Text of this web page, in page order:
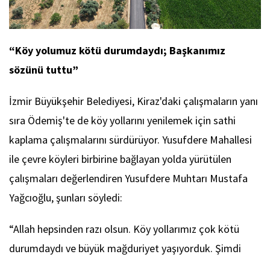
“Köy yolumuz kötü durumdaydı; Başkanımız
sözünü tuttu”
İzmir Büyükşehir Belediyesi, Kiraz'daki çalışmaların yanı
sıra Ödemiş'te de köy yollarını yenilemek için sathi
kaplama çalışmalarını sürdürüyor. Yusufdere Mahallesi
ile çevre köyleri birbirine bağlayan yolda yürütülen
çalışmaları değerlendiren Yusufdere Muhtarı Mustafa
Yağcıoğlu, şunları söyledi:
“Allah hepsinden razı olsun. Köy yollarımız çok kötü
durumdaydı ve büyük mağduriyet yaşıyorduk. Şimdi